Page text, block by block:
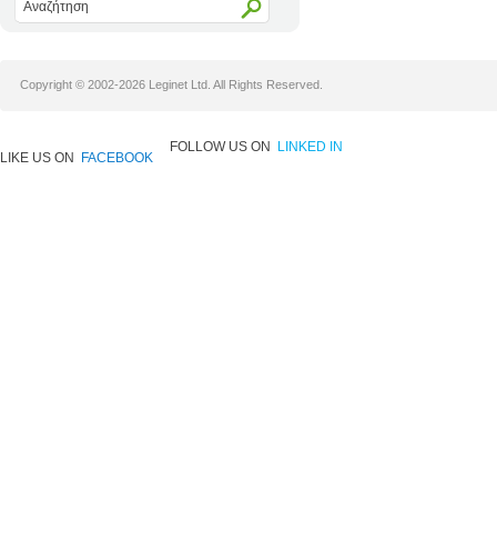
Copyright © 2002-2026 Leginet Ltd. All Rights Reserved.
LIKE US ON FACEBOOK
FOLLOW US ON LINKED IN